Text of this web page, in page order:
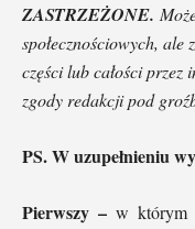
ZASTRZEŻONE.
społecznościowych,
części lub całości
zgody redakcji pod
PS. W uzupełnieniu
Pierwszy –w którym